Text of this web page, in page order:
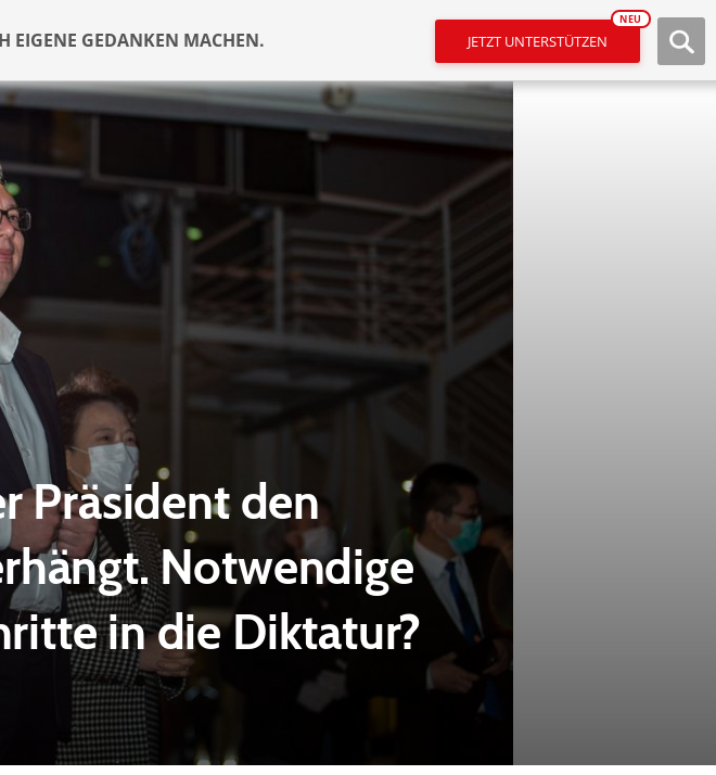
EIGENE GEDANKEN MACHEN. JETZT UNTERSTÜTZEN
NEU
Präsident den
Notwendige
in die Diktatur?